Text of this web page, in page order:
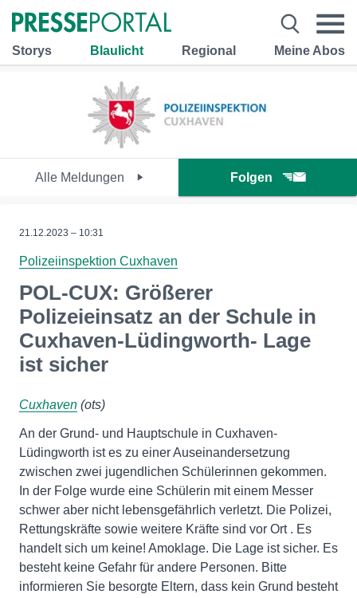
Storys Blaulicht Regional Meine Abos
Alle Meldungen Folgen
21.12.2023 – 10:31
Polizeiinspektion Cuxhaven
POL-CUX: Größerer
Polizeieinsatz an der Schule in
Cuxhaven-Lüdingworth- Lage
ist sicher
Cuxhaven (ots)
An der Grund- und Hauptschule in Cuxhaven-
Lüdingworth ist es zu einer Auseinandersetzung
zwischen zwei jugendlichen Schülerinnen gekommen.
In der Folge wurde eine Schülerin mit einem Messer
schwer aber nicht lebensgefährlich verletzt. Die Polizei,
Rettungskräfte sowie weitere Kräfte sind vor Ort . Es
handelt sich um keine! Amoklage. Die Lage ist sicher. Es
besteht keine Gefahr für andere Personen. Bitte
informieren Sie besorgte Eltern, dass kein Grund besteht